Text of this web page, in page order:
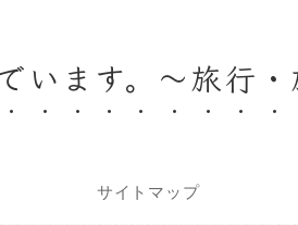
います。～旅行
サイトマップ